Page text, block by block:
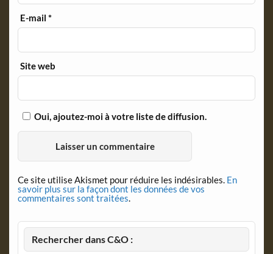
E-mail*
Site web
Oui, ajoutez-moi à votre liste de diffusion.
Ce site utilise Akismet pour réduire les indésirables. En
savoir plus sur la façon dont les données de vos
commentaires sont traitées.
Rechercher dans C&O :